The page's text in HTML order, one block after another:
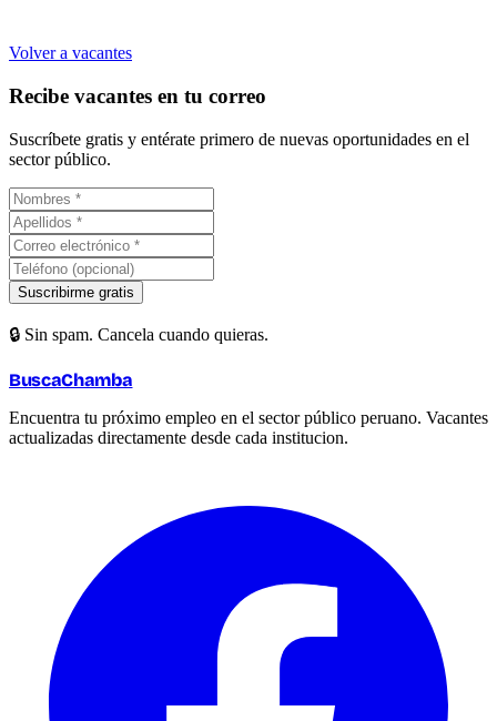
Volver a vacantes
Recibe vacantes en tu correo
Suscríbete gratis y entérate primero de nuevas oportunidades en el
sector público.
Suscribirme gratis
🔒 Sin spam. Cancela cuando quieras.
BuscaChamba
Encuentra tu próximo empleo en el sector público peruano. Vacantes
actualizadas directamente desde cada institucion.